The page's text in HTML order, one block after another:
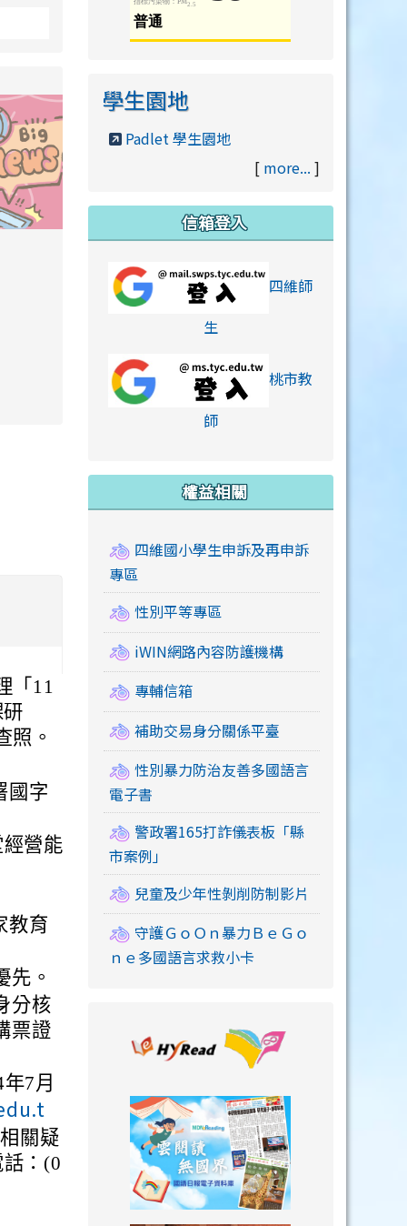
xiaohongshu.html
xiaohongshu.html
「11
照。
國字
營能
教育
先。
分核
票證
7月
關疑
：(0
學生園地
Padlet 學生園地
[ more... ]
信箱登入
四維師
生link to https://
桃市教
師link to https://
權益相關
四維國小學生申訴及再申訴
專區
性別平等專區
iWIN網路內容防護機構
專輔信箱
補助交易身分關係平臺
性別暴力防治友善多國語言
電子書
警政署165打詐儀表板「縣
市案例」
兒童及少年性剝削防制影片
守護ＧｏＯｎ暴力ＢｅＧｏ
ｎｅ多國語言求救小卡